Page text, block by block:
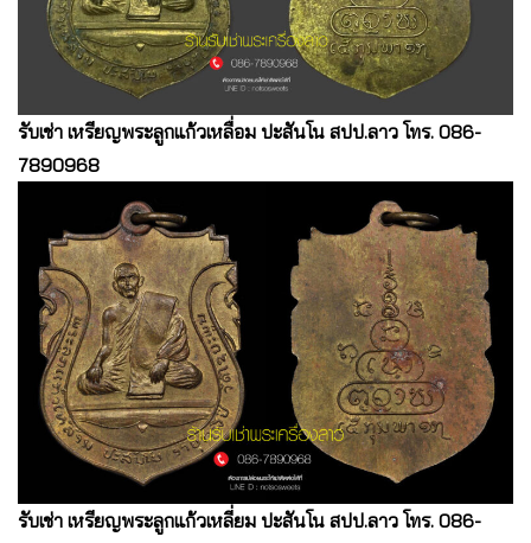
รับเช่า เหรียญพระลูกแก้วเหลื่อม ปะสันโน สปป.ลาว โทร. 086-
7890968
รับเช่า เหรียญพระลูกแก้วเหลี่ยม ปะสันโน สปป.ลาว โทร. 086-